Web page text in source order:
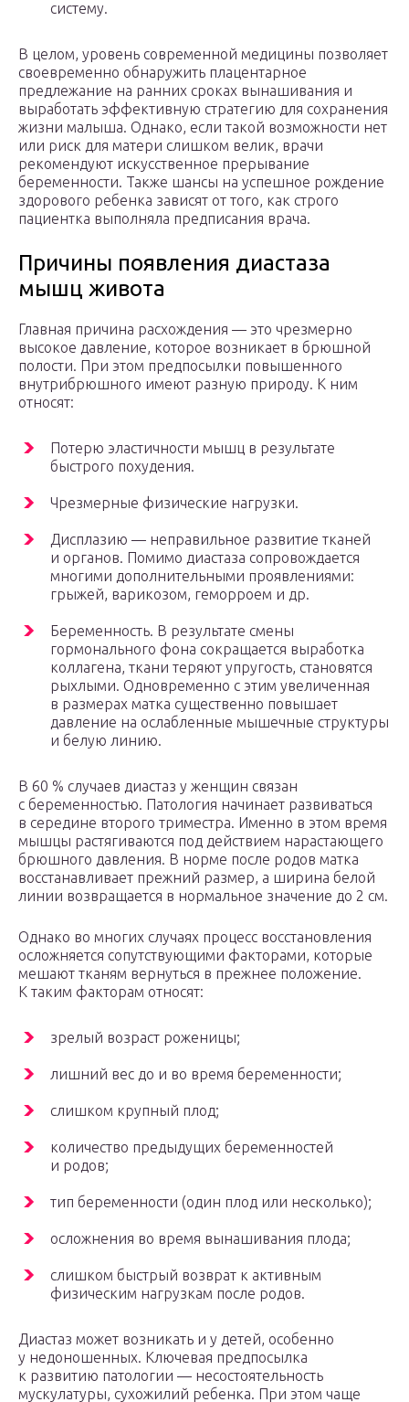
систему.
В целом, уровень современной медицины позволяет
своевременно обнаружить плацентарное
предлежание на ранних сроках вынашивания и
выработать эффективную стратегию для сохранения
жизни малыша. Однако, если такой возможности нет
или риск для матери слишком велик, врачи
рекомендуют искусственное прерывание
беременности. Также шансы на успешное рождение
здорового ребенка зависят от того, как строго
пациентка выполняла предписания врача.
Причины появления диастаза
мышц живота
Главная причина расхождения — это чрезмерно
высокое давление, которое возникает в брюшной
полости. При этом предпосылки повышенного
внутрибрюшного имеют разную природу. К ним
относят:
Потерю эластичности мышц в результате
быстрого похудения.
Чрезмерные физические нагрузки.
Дисплазию — неправильное развитие тканей
и органов. Помимо диастаза сопровождается
многими дополнительными проявлениями:
грыжей, варикозом, геморроем и др.
Беременность. В результате смены
гормонального фона сокращается выработка
коллагена, ткани теряют упругость, становятся
рыхлыми. Одновременно с этим увеличенная
в размерах матка существенно повышает
давление на ослабленные мышечные структуры
и белую линию.
В 60 % случаев диастаз у женщин связан
с беременностью. Патология начинает развиваться
в середине второго триместра. Именно в этом время
мышцы растягиваются под действием нарастающего
брюшного давления. В норме после родов матка
восстанавливает прежний размер, а ширина белой
линии возвращается в нормальное значение до 2 см.
Однако во многих случаях процесс восстановления
осложняется сопутствующими факторами, которые
мешают тканям вернуться в прежнее положение.
К таким факторам относят:
зрелый возраст роженицы;
лишний вес до и во время беременности;
слишком крупный плод;
количество предыдущих беременностей
и родов;
тип беременности (один плод или несколько);
осложнения во время вынашивания плода;
слишком быстрый возврат к активным
физическим нагрузкам после родов.
Диастаз может возникать и у детей, особенно
у недоношенных. Ключевая предпосылка
к развитию патологии — несостоятельность
мускулатуры, сухожилий ребенка. При этом чаще